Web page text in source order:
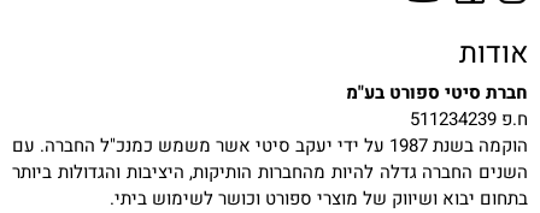
אודות
חברת סיטי ספורט בע"מ
ח.פ 511234239
הוקמה בשנת 1987 על ידי יעקב סיטי אשר משמש כמנכ"ל החברה. עם
השנים החברה גדלה להיות מהחברות הותיקות, היציבות והגדולות ביותר
בתחום יבוא ושיווק של מוצרי ספורט וכושר לשימוש ביתי.